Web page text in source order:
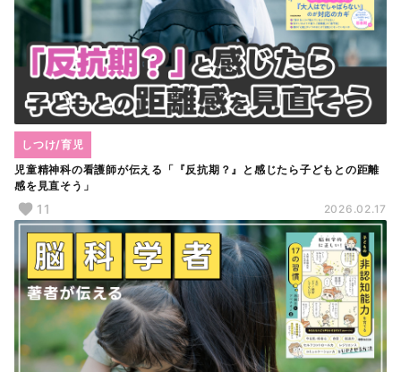
児童精神科の看護師が伝える「『反抗期？』と感じたら子どもとの距離
感を見直そう」
しつけ/育児
11 2026.02.17